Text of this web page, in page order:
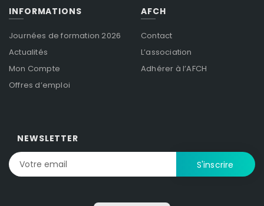
INFORMATIONS
Journées de formation 2026
Actualités
Mon Compte
Offres d’emploi
AFCH
Contact
L’association
Adhérer à l’AFCH
NEWSLETTER